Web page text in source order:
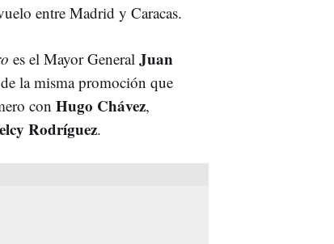
entre Madrid y Caracas.
es el Mayor General Juan
la misma promoción que
con Hugo Chávez,
Rodríguez.